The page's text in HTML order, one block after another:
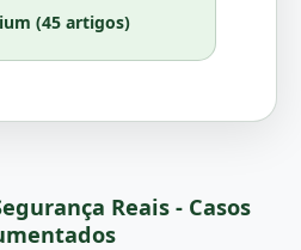
(45 artigos)
Reais - Casos